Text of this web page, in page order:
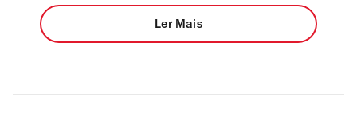
Ler Mais